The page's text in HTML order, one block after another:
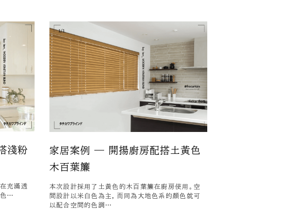
淺粉
充滿透
色…
家居案例 — 開揚廚房配搭土黃色
木百葉簾
本次設計採用了土黃色的木百葉簾在廚房使用。空
間設計以米白色為主，而同為大地色系的顏色就可
以配合空間的色調…